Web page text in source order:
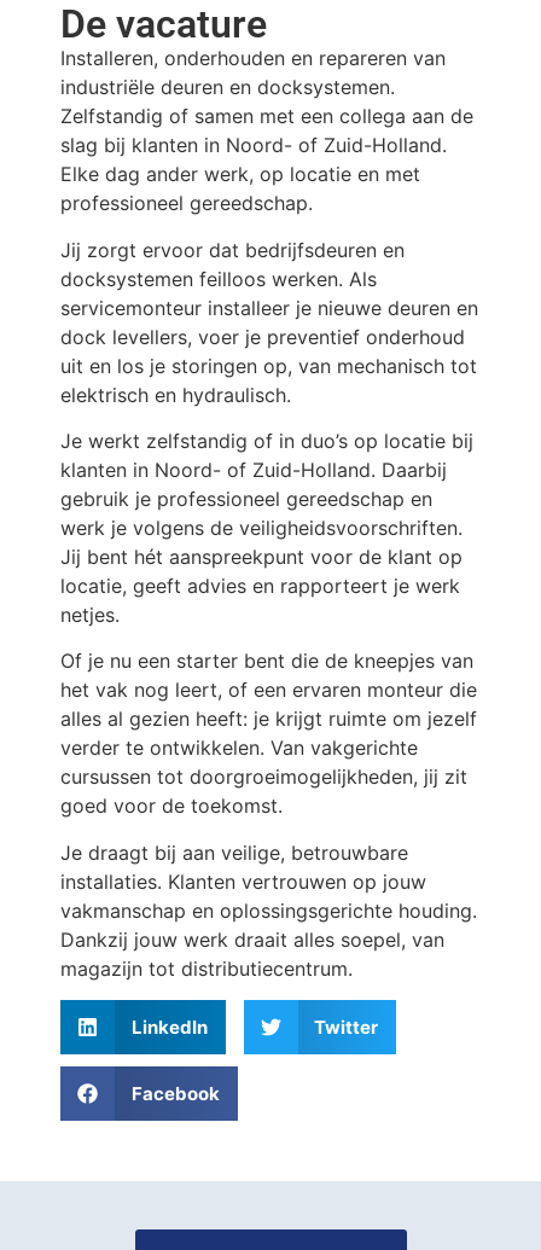
De vacature
Installeren, onderhouden en repareren van
industriële deuren en docksystemen.
Zelfstandig of samen met een collega aan de
slag bij klanten in Noord- of Zuid-Holland.
Elke dag ander werk, op locatie en met
professioneel gereedschap.
Jij zorgt ervoor dat bedrijfsdeuren en
docksystemen feilloos werken. Als
servicemonteur installeer je nieuwe deuren en
dock levellers, voer je preventief onderhoud
uit en los je storingen op, van mechanisch tot
elektrisch en hydraulisch.
Je werkt zelfstandig of in duo’s op locatie bij
klanten in Noord- of Zuid-Holland. Daarbij
gebruik je professioneel gereedschap en
werk je volgens de veiligheidsvoorschriften.
Jij bent hét aanspreekpunt voor de klant op
locatie, geeft advies en rapporteert je werk
netjes.
Of je nu een starter bent die de kneepjes van
het vak nog leert, of een ervaren monteur die
alles al gezien heeft: je krijgt ruimte om jezelf
verder te ontwikkelen. Van vakgerichte
cursussen tot doorgroeimogelijkheden, jij zit
goed voor de toekomst.
Je draagt bij aan veilige, betrouwbare
installaties. Klanten vertrouwen op jouw
vakmanschap en oplossingsgerichte houding.
Dankzij jouw werk draait alles soepel, van
magazijn tot distributiecentrum.
LinkedIn Twitter
Facebook